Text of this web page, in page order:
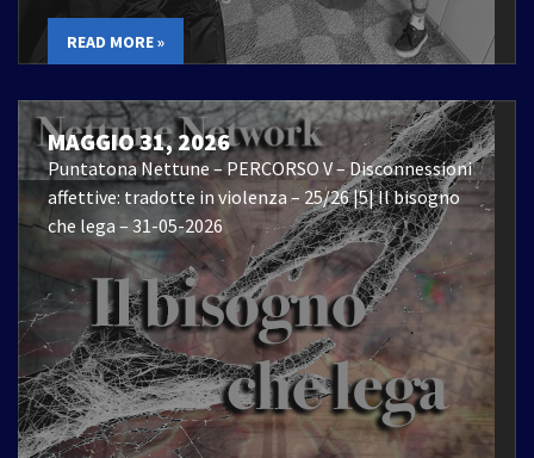
READ MORE »
MAGGIO 31, 2026
Puntatona Nettune – PERCORSO V – Disconnessioni
affettive: tradotte in violenza – 25/26 |5| Il bisogno
che lega – 31-05-2026